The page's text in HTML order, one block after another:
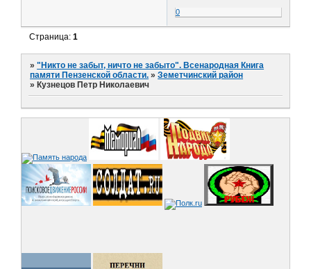
0
Страница:1
»"Никто не забыт, ничто не забыто". Всенародная Книга
памяти Пензенской области. »Земетчинский район
» Кузнецов Петр Николаевич